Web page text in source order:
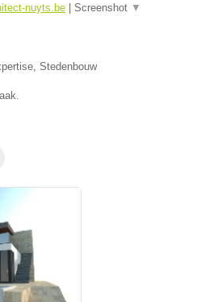
nuyts.be | Screenshot ▼
Stedenbouw